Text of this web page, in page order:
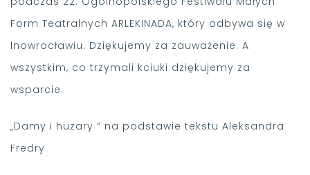
Form Teatralnych ARLEKINADA, który odbywa się w
Inowrocławiu. Dziękujemy za zauważenie. A
wszystkim, co trzymali kciuki dziękujemy za
wsparcie.
„Damy i huzary ” na podstawie tekstu Aleksandra
Fredry